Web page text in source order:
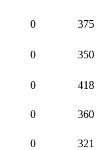
0 375
0 350
0 418
0 360
0 321